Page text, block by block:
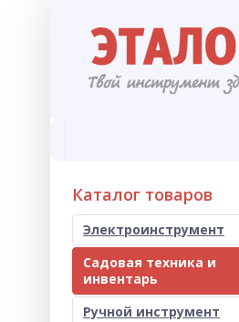
Каталог товаров
Электроинструмент
Садовая техника и
инвентарь
Ручной инструмент